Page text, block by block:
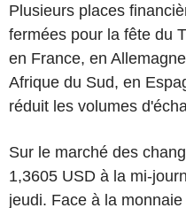
Plusieurs places
fermées pour la fête du
en France, en
Afrique du Sud, en
réduit les volumes
Sur le marché des
1,3605 USD à la mi-
jeudi. Face à la